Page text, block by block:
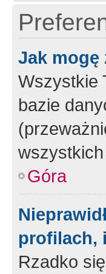
Jak mogę
Wszystkie
bazie
Góra
profilach,
Rzadko